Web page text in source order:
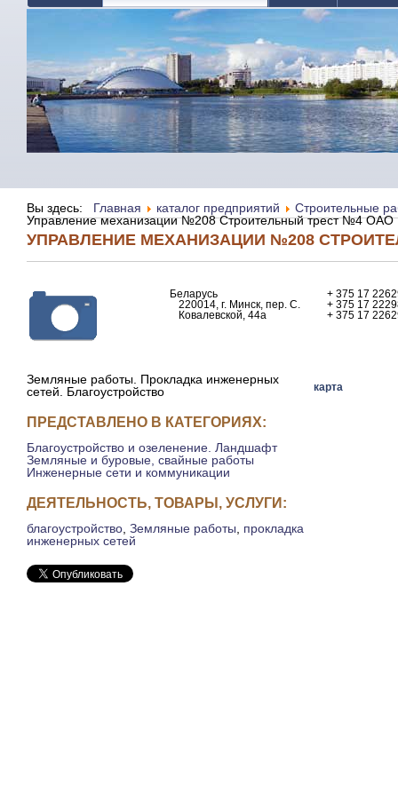
Вы здесь: Главная каталог предприятий
Строительные
Управление механизации №208 Строительный трест №4 ОАО
УПРАВЛЕНИЕ МЕХАНИЗАЦИИ №208
Беларусь
220014, г. Минск, пер. С.
Ковалевской, 44а
+ 375 17
+ 375 17
+ 375 17
Земляные работы. Прокладка инженерных
сетей. Благоустройство
ПРЕДСТАВЛЕНО В КАТЕГОРИЯХ:
Благоустройство и озеленение. Ландшафт
Земляные и буровые, свайные работы
Инженерные сети и коммуникации
ДЕЯТЕЛЬНОСТЬ, ТОВАРЫ, УСЛУГИ:
благоустройство Земляные работы
прокладка
инженерных сетей
карта